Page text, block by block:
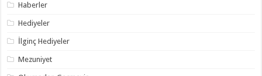
Haberler
Hediyeler
İlginç Hediyeler
Mezuniyet